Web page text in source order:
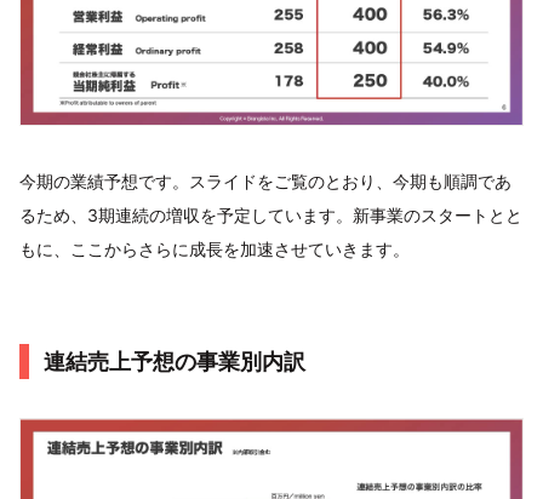
今期の業績予想です。スライドをご覧のとおり、今期も順調であ
るため、3期連続の増収を予定しています。新事業のスタートとと
もに、ここからさらに成長を加速させていきます。
連結売上予想の事業別内訳